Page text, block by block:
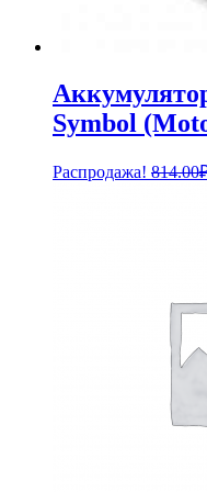
Symbol
Распродажа! 814.00